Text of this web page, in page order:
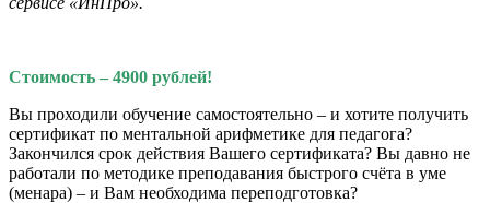
Стоимость – 4900 рублей!
Вы проходили обучение самостоятельно – и хотите получить
сертификат по ментальной арифметике для педагога?
Закончился срок действия Вашего сертификата? Вы давно не
работали по методике преподавания быстрого счёта в уме
(менара) – и Вам необходима переподготовка?